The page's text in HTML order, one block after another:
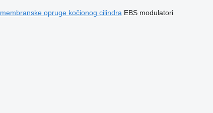
membranske opruge kočionog cilindra EBS modulatori